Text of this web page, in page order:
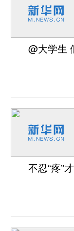
@大学生
不忍“疼”